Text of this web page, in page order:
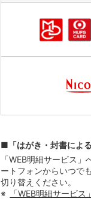
■「はがき・封書によ
「WEB明細サービス
ートフォンからいつで
切り替えください。
「WEB明細サービ